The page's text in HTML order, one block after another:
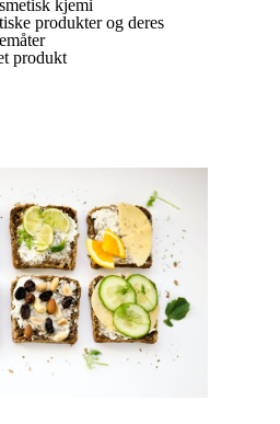
kjemi
produkter og deres
produkt